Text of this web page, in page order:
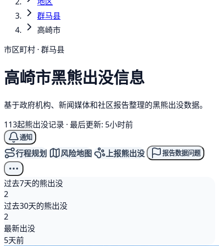
群马县
高崎市
市区町村 · 群马县
高崎市黑熊出没信息
基于政府机构、新闻媒体和社区报告整理的黑熊出没数据。
113起熊出没记录 · 最后更新: 5小时前
通知
行程规划 风险地图 上报熊出没 报告数据问题
过去7天的熊出没
2
过去30天的熊出没
2
最新出没
5天前